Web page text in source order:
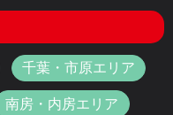
千葉・市原エリア
南房・内房エリア